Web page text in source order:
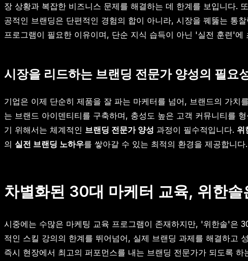
장 상황과 복잡한 비즈니스 문제를 해결하는 데 한계를 보입니다.
공적인 브랜딩은 단편적인 경험의 합이 아니라, 시장을 꿰뚫는 통
프로그램이 필요한 이유이며, 단순 지식 습득이 아닌 '실전 훈련'에
시장을 리드하는 브랜딩 전문가 양성의 필요
기업은 이제 단순히 제품을 잘 파는 마케터를 넘어, 브랜드의 가
는 브랜드 아이덴티티를 구축하며, 충성도 높은 고객 커뮤니티를
기 위해서는 체계적인 브랜딩 전문가 양성 과정이 필수적입니다. 위
의 실전 브랜딩 노하우를 쌓아갈 수 있는 최적의 환경을 제공합니다.
차별화된 30대 마케터 교육, 위한솔
시중에는 수많은 마케팅 교육 프로그램이 존재하지만, '위한솔'은
적인 스킬 강의의 한계를 뛰어넘어, 실제 브랜딩 과제를 해결하고
즉시 현장에서 최고의 퍼포먼스를 내는 브랜딩 전문가가 되도록 하